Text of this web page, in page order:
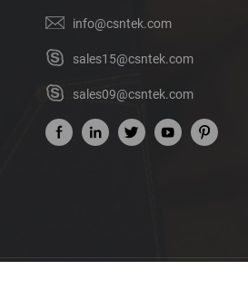
info@csntek.com
sales15@csntek.com
sales09@csntek.com